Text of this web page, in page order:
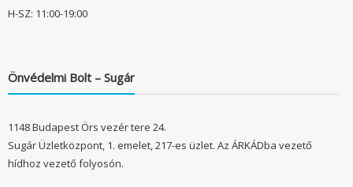
H-SZ: 11:00-19:00
Önvédelmi Bolt – Sugár
1148 Budapest Örs vezér tere 24.
Sugár Üzletközpont, 1. emelet, 217-es üzlet. Az ÁRKÁDba vezető
hídhoz vezető folyosón.